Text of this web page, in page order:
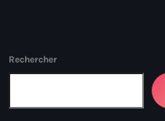
Rechercher